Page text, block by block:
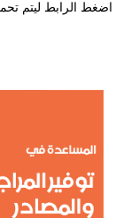
اضغط الرابط ليتم